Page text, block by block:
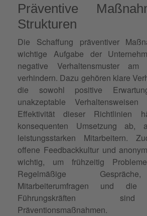
Präventive
Strukturen
Die Schaffung präventiver
wichtige Aufgabe der
negative Verhaltensmuster am
verhindern. Dazu gehören klare
die sowohl positive
unakzeptable
Effektivität dieser Richtlinien
konsequenten Umsetzung ab,
leistungsstarken Mitarbeitern.
offene Feedbackkultur und
wichtig, um frühzeitig
Regelmäßige
Mitarbeiterumfragen und die
Führungskräften
Präventionsmaßnahmen.